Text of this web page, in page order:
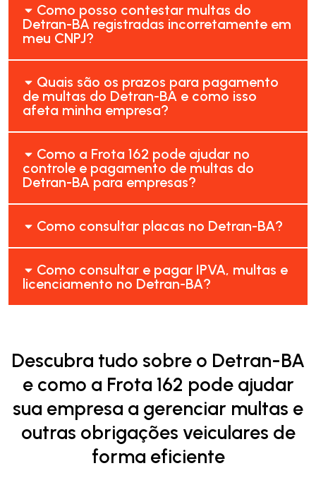
Como posso contestar multas do
Detran-BA registradas incorretamente em
meu CNPJ?
Quais são os prazos para pagamento
de multas do Detran-BA e como isso
afeta minha empresa?
Como a Frota 162 pode ajudar no
controle e pagamento de multas do
Detran-BA para empresas?
Como consultar placas no Detran-BA?
Como consultar e pagar IPVA, multas e
licenciamento no Detran-BA?
Descubra tudo sobre o Detran-BA
e como a Frota 162 pode ajudar
sua empresa a gerenciar multas e
outras obrigações veiculares de
forma eficiente